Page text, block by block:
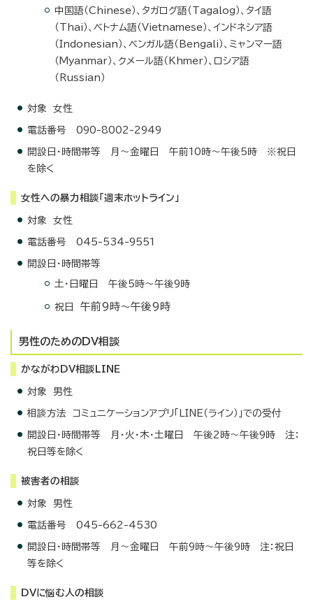
中国語（Chinese）、タガログ語（Tagalog）、タイ語
（Thai）、ベトナム語（Vietnamese）、インドネシア語
（Indonesian）、ベンガル語（Bengali）、ミャンマー語
（Myanmar）、クメール語（Khmer）、ロシア語
（Russian）
対象 女性
電話番号 090-8002-2949
開設日・時間帯等 月～金曜日 午前10時～午後5時 ※祝日
を除く
女性への暴力相談「週末ホットライン」
対象 女性
電話番号 045-534-9551
開設日・時間帯等
土・日曜日 午後5時～午後9時
祝日 午前9時～午後9時
男性のためのDV相談
かながわDV相談LINE
対象 男性
相談方法 コミュニケーションアプリ「LINE（ライン）」での受付
開設日・時間帯等 月・火・木・土曜日 午後2時〜午後9時 注：
祝日等を除く
被害者の相談
対象 男性
電話番号 045-662-4530
開設日・時間帯等 月～金曜日 午前9時～午後9時 注：祝日
等を除く
DVに悩む人の相談